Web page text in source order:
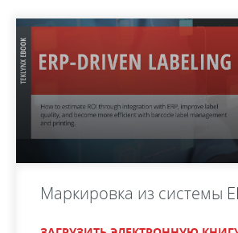
Маркировка из системы